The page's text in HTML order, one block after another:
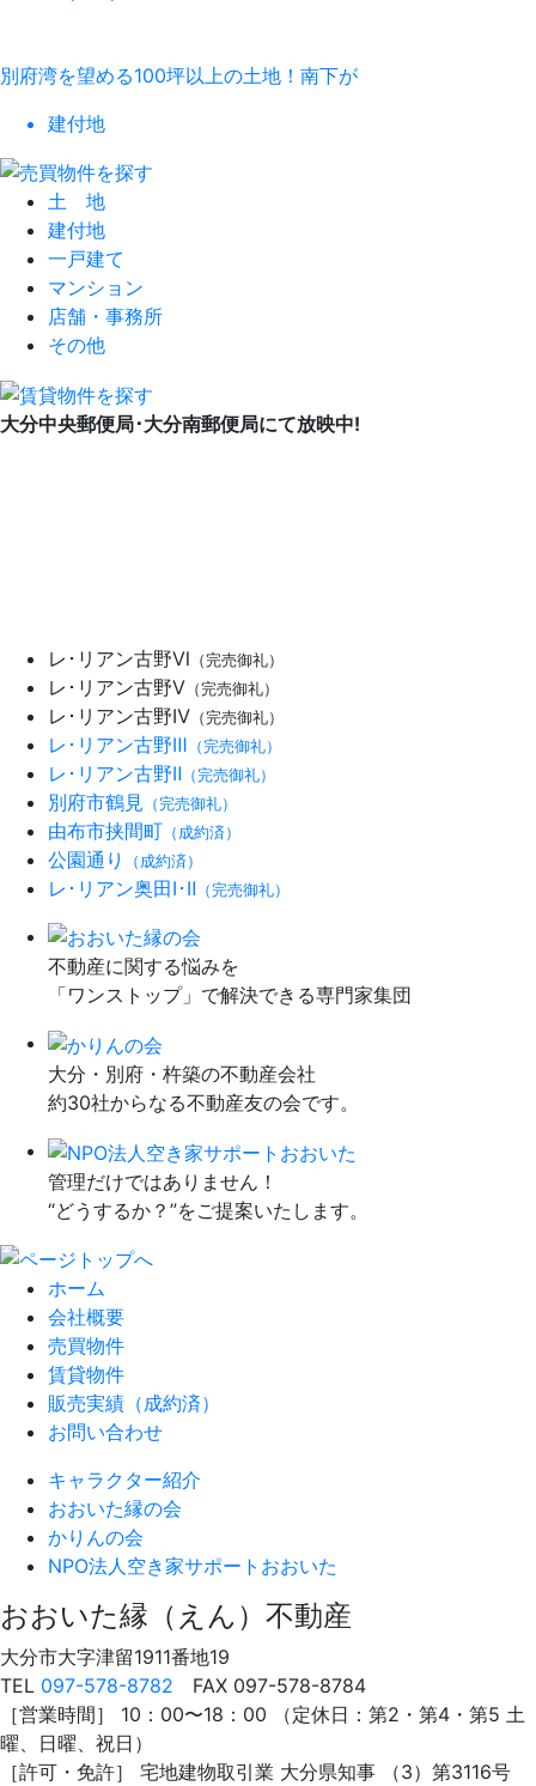
別府湾を望める100坪以上の土地！南下が
建付地
土 地
建付地
一戸建て
マンション
店舗・事務所
その他
大分中央郵便局･大分南郵便局にて放映中!
レ･リアン古野Ⅵ （完売御礼）
レ･リアン古野Ⅴ （完売御礼）
レ･リアン古野Ⅳ （完売御礼）
レ･リアン古野Ⅲ （完売御礼）
レ･リアン古野Ⅱ （完売御礼）
別府市鶴見 （完売御礼）
由布市挟間町 （成約済）
公園通り （成約済）
レ･リアン奥田Ⅰ･Ⅱ （完売御礼）
不動産に関する悩みを
「ワンストップ」で解決できる専門家集団
大分・別府・杵築の不動産会社
約30社からなる不動産友の会です。
管理だけではありません！
“どうするか？”をご提案いたします。
ホーム
会社概要
売買物件
賃貸物件
販売実績（成約済）
お問い合わせ
キャラクター紹介
おおいた縁の会
かりんの会
NPO法人空き家サポートおおいた
おおいた縁（えん）不動産
大分市大字津留1911番地19
TEL 097-578-8782 FAX 097-578-8784
［営業時間］ 10：00〜18：00 （定休日：第2・第4・第5 土
曜、日曜、祝日）
［許可・免許］ 宅地建物取引業 大分県知事 （3）第3116号